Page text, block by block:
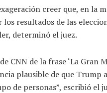
creer que, en la
los resultados de las
determinó el juez.
CNN de la frase ‘La
plausible de que Trump
de personas”, escribió el